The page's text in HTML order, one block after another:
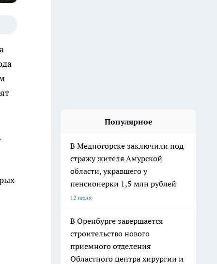
Популярное
В Медногорске заключили под
стражу жителя Амурской
области, укравшего у
пенсионерки 1,5 млн рублей
12 июля
В Оренбурге завершается
строительство нового
приемного отделения
Областного центра хирургии и